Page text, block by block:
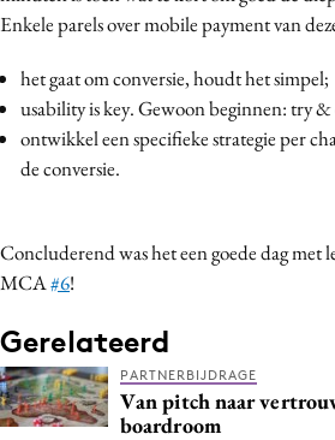
Enkele parels over mobile payment van
het gaat om conversie, houdt het simpel;
usability is key. Gewoon beginnen: try
ontwikkel een specifieke strategie per
de conversie.
Concluderend was het een goede dag met
MCA#6!
Gerelateerd
PARTNERBIJDRAGE
Van pitch naar
boardroom